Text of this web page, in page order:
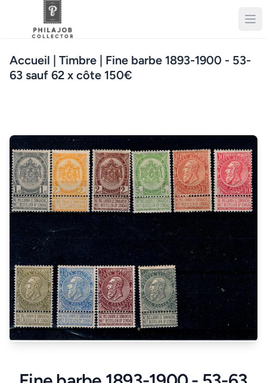
Accueil | Timbre | Fine barbe 1893-1900 - 53-
63 sauf 62 x côte 150€